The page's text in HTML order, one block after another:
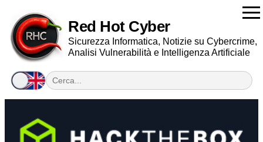
Red Hot Cyber
Sicurezza Informatica, Notizie su Cybercrime,
Analisi Vulnerabilità e Intelligenza Artificiale